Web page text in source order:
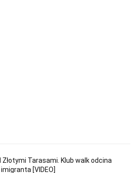
Złotymi Tarasami. Klub walk odcina
[VIDEO]